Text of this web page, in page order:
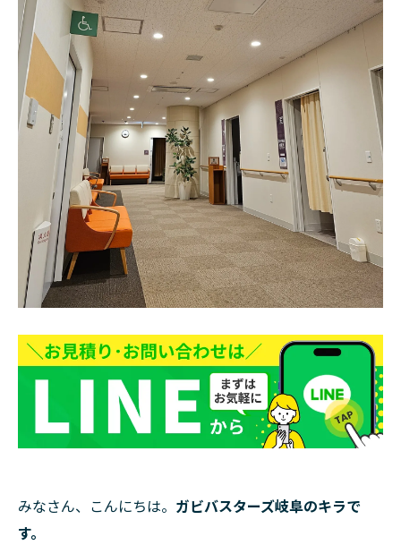
みなさん、こんにちは。 ガビバスターズ岐阜のキラで
す。